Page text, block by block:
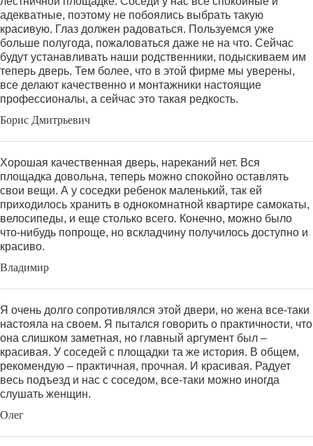
адекватные, поэтому не побоялись выбрать такую
красивую. Глаз должен радоваться. Пользуемся уже
больше полугода, пожаловаться даже не на что. Сейчас
будут устанавливать наши родственники, подыскиваем им
теперь дверь. Тем более, что в этой фирме мы уверены,
все делают качественно и монтажники настоящие
профессионалы, а сейчас это такая редкость.
Борис Дмитрьевич
Хорошая качественная дверь, нареканий нет. Вся
площадка довольна, теперь можно спокойно оставлять
свои вещи. А у соседки ребенок маленький, так ей
приходилось хранить в однокомнатной квартире самокаты,
велосипеды, и еще столько всего. Конечно, можно было
что-нибудь попроще, но вскладчину получилось доступно и
красиво.
Владимир
Я очень долго сопротивлялся этой двери, но жена все-таки
настояла на своем. Я пытался говорить о практичности, что
она слишком заметная, но главный аргумент был –
красивая. У соседей с площадки та же история. В общем,
рекомендую – практичная, прочная. И красивая. Радует
весь подъезд и нас с соседом, все-таки можно иногда
слушать женщин.
Олег